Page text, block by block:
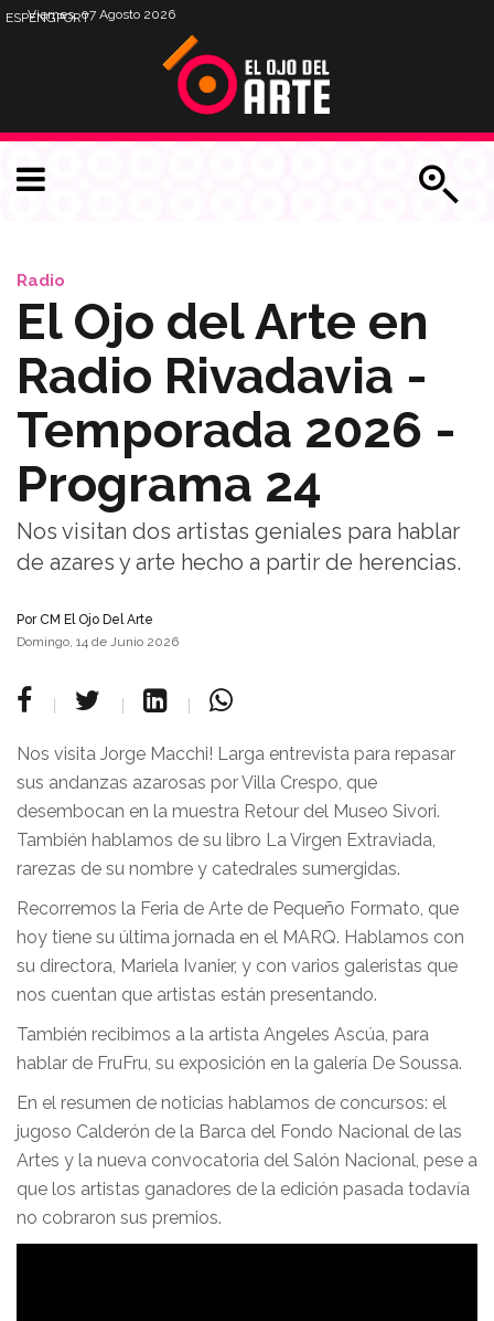
Viernes, 07 Agosto 2026
ESPENGPORT
Radio
El Ojo del Arte en
Radio Rivadavia -
Temporada 2026 -
Programa 24
Nos visitan dos artistas geniales para hablar
de azares y arte hecho a partir de herencias.
PorCM El Ojo Del Arte
Domingo, 14 de Junio 2026
Nos visita Jorge Macchi! Larga entrevista para repasar
sus andanzas azarosas por Villa Crespo, que
desembocan en la muestra Retour del Museo Sivori.
También hablamos de su libro La Virgen Extraviada,
rarezas de su nombre y catedrales sumergidas.
Recorremos la Feria de Arte de Pequeño Formato, que
hoy tiene su última jornada en el MARQ. Hablamos con
su directora, Mariela Ivanier, y con varios galeristas que
nos cuentan que artistas están presentando.
También recibimos a la artista Angeles Ascúa, para
hablar de FruFru, su exposición en la galería De Soussa.
En el resumen de noticias hablamos de concursos: el
jugoso Calderón de la Barca del Fondo Nacional de las
Artes y la nueva convocatoria del Salón Nacional, pese a
que los artistas ganadores de la edición pasada todavía
no cobraron sus premios.